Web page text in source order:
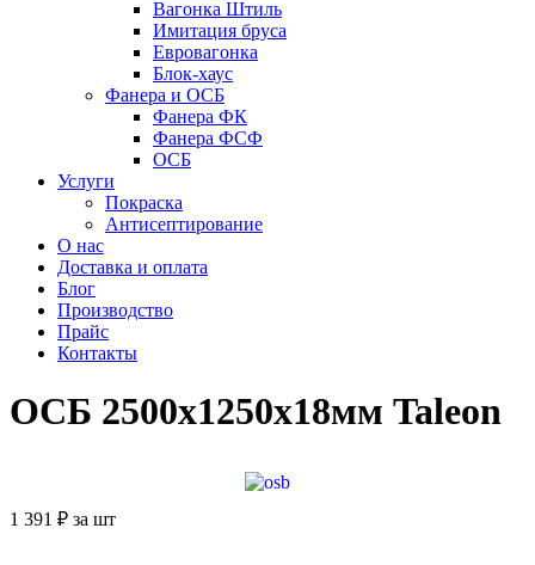
Вагонка Штиль
Имитация бруса
Евровагонка
Блок-хаус
Фанера и ОСБ
Фанера ФК
Фанера ФСФ
ОСБ
Услуги
Покраска
Антисептирование
О нас
Доставка и оплата
Блог
Производство
Прайс
Контакты
ОСБ 2500x1250x18мм Taleon
1 391 ₽ за шт